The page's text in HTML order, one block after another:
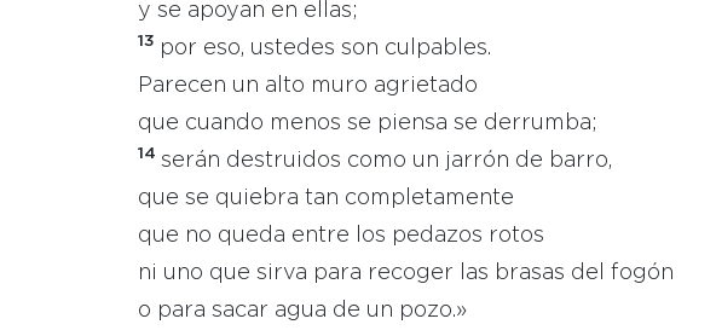
y se apoyan en ellas;
13 por eso, ustedes son culpables.
Parecen un alto muro agrietado
que cuando menos se piensa se derrumba;
14 serán destruidos como un jarrón de barro,
que se quiebra tan completamente
que no queda entre los pedazos rotos
ni uno que sirva para recoger las brasas del fogón
o para sacar agua de un pozo.»